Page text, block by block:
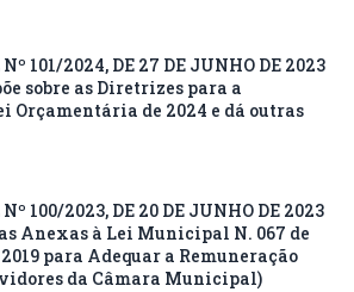
101/2024, DE 27 DE JUNHO DE 2023
sobre as Diretrizes para a
Orçamentária de 2024 e dá outras
100/2023, DE 20 DE JUNHO DE 2023
Anexas à Lei Municipal N. 067 de
2019 para Adequar a Remuneração
da Câmara Municipal)